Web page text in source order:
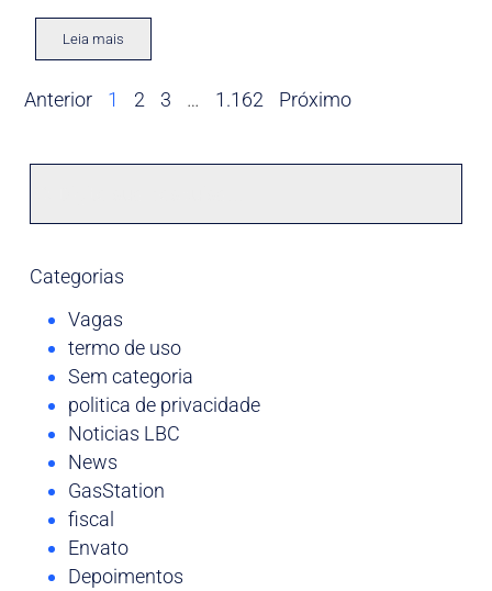
Leia mais
Anterior 1 2 3 … 1.162 Próximo
Categorias
Vagas
termo de uso
Sem categoria
politica de privacidade
Noticias LBC
News
GasStation
fiscal
Envato
Depoimentos